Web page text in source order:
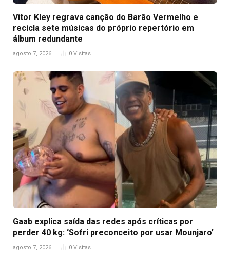
Vitor Kley regrava canção do Barão Vermelho e
recicla sete músicas do próprio repertório em
álbum redundante
agosto 7, 2026 0 Visitas
Gaab explica saída das redes após críticas por
perder 40 kg: ‘Sofri preconceito por usar Mounjaro’
agosto 7, 2026 0 Visitas